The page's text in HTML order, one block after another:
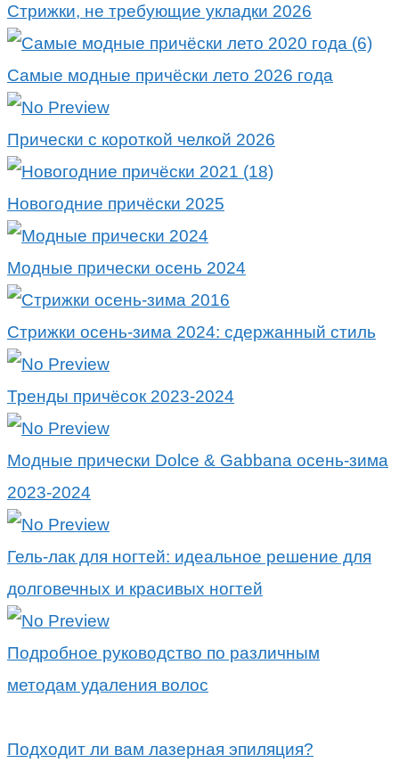
Стрижки, не требующие укладки 2026
Самые модные причёски лето 2026 года
Прически с короткой челкой 2026
Новогодние причёски 2025
Модные прически осень 2024
Стрижки осень-зима 2024: сдержанный стиль
Тренды причёсок 2023-2024
Модные прически Dolce & Gabbana осень-зима
2023-2024
Гель-лак для ногтей: идеальное решение для
долговечных и красивых ногтей
Подробное руководство по различным
методам удаления волос
Подходит ли вам лазерная эпиляция?